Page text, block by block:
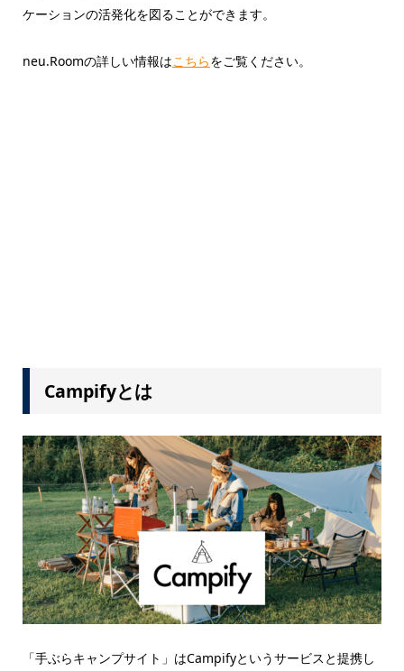
ケーションの活発化を図ることができます。
neu.Roomの詳しい情報はこちらをご覧ください。
Campifyとは
「手ぶらキャンプサイト」はCampifyというサービスと提携し